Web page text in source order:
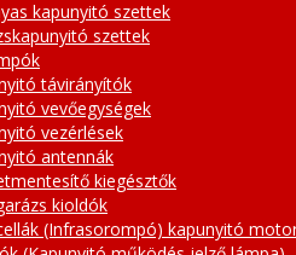
kapunyitó szettek
szettek
távirányítók
vevőegységek
vezérlések
antennák
kiegésztők
kioldók
(Infrasorompó) kapunyitó